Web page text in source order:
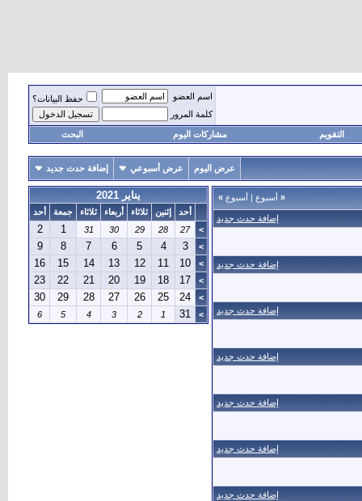
اسم العضو
حفظ البيانات؟
كلمة المرور
التقويم مشاركات اليوم البحث
عرض اليوم عرض أسبوعي إضافة حدث جديد
« أسبوع | أسبوع »
إضافة حدث جديد
إضافة حدث جديد
إضافة حدث جديد
إضافة حدث جديد
إضافة حدث جديد
إضافة حدث جديد
إضافة حدث جديد
يناير 2021
أحد إثنين ثلاثاء أربعاء ثلاثاء جمعة
أحد
>
27
28
29
30
31
1
2
>
3
4
5
6
7
8
9
>
10
11
12
13
14
15
16
>
17
18
19
20
21
22
23
>
24
25
26
27
28
29
30
>
31
1
2
3
4
5
6